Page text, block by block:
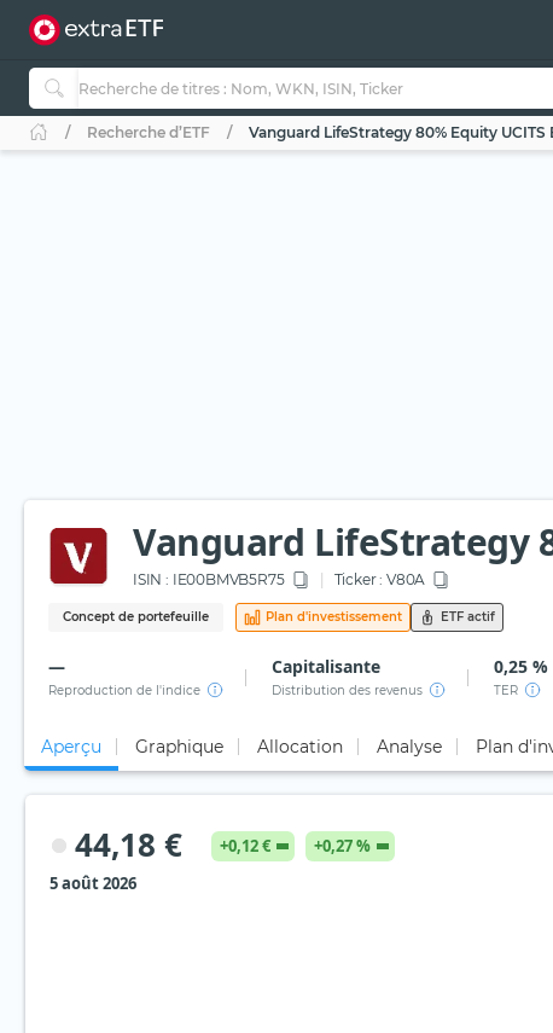
Recherche d’ETF Vanguard LifeStrategy 80% Equity UCITS
Vanguard LifeStrategy
ISIN : IE00BMVB5R75 Ticker : V80A
Concept de portefeuille Plan d'investissement ETF actif
—
Reproduction de l'indice
Capitalisante
Distribution des revenus
0,25 %
TER
Aperçu Graphique Allocation Analyse Plan
44,18 € +0,12 €
+0,27 %
5 août 2026